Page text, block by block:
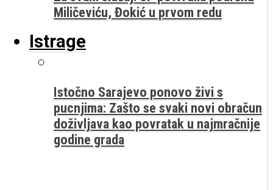
Miličeviću, Đokić u prvom redu
Istrage
Istočno Sarajevo ponovo živi s
pucnjima: Zašto se svaki novi obračun
doživljava kao povratak u najmračnije
godine grada